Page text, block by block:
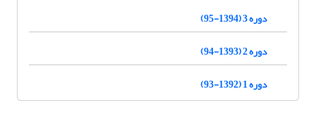
دوره 3 (1394-95)
دوره 2 (1393-94)
دوره 1 (1392-93)